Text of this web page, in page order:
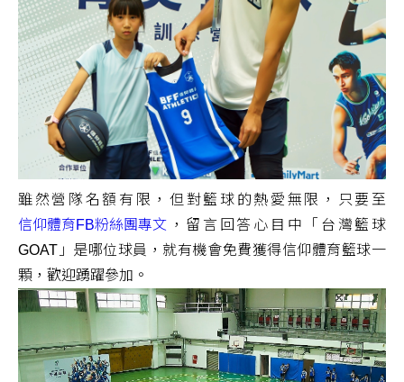
雖然營隊名額有限，但對籃球的熱愛無限，只要至
信仰體育FB粉絲團專文 ，留言回答心目中「台灣籃球
GOAT」是哪位球員，就有機會免費獲得信仰體育籃球一
顆，歡迎踴躍參加。